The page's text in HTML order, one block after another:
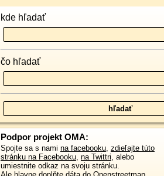
kde hľadať
čo hľadať
Podpor projekt OMA:
Spojte sa s nami na facebooku, zdieľajte túto
stránku na Facebooku, na Twittri, alebo
umiestnite odkaz na svoju stránku.